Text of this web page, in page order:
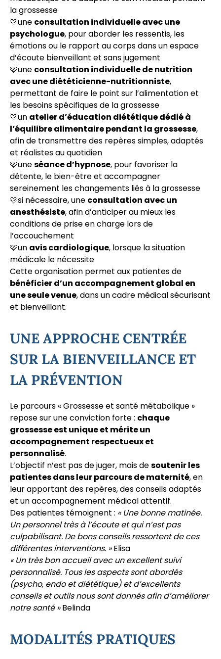
la grossesse
🩷une consultation individuelle avec une
psychologue, pour aborder les ressentis, les
émotions ou le rapport au corps dans un espace
d’écoute bienveillant et sans jugement
🩷une consultation individuelle de nutrition
avec une diététicienne-nutritionniste,
permettant de faire le point sur l’alimentation et
les besoins spécifiques de la grossesse
🩷un atelier d’éducation diététique dédié à
l’équilibre alimentaire pendant la grossesse,
afin de transmettre des repères simples, adaptés
et réalistes au quotidien
🩷uneséance d’hypnose, pour favoriser la
détente, le bien-être et accompagner
sereinement les changements liés à la grossesse
🩷si nécessaire, une consultation avec un
anesthésiste, afin d’anticiper au mieux les
conditions de prise en charge lors de
l’accouchement
🩷un avis cardiologique, lorsque la situation
médicale le nécessite
Cette organisation permet aux patientes de
bénéficier d’un accompagnement global en
une seule venue, dans un cadre médical sécurisant
et bienveillant.
UNE APPROCHE CENTRÉE
SUR LA BIENVEILLANCE ET
LA PRÉVENTION
Le parcours « Grossesse et santé métabolique »
repose sur une conviction forte : chaque
grossesse est unique et mérite un
accompagnement respectueux et
personnalisé.
L’objectif n’est pas de juger, mais desoutenir les
patientes dans leur parcours de maternité, en
leur apportant des repères, des conseils adaptés
et un accompagnement médical attentif.
Des patientes témoignent : « Une bonne matinée.
Un personnel très à l’écoute et qui n’est pas
culpabilisant. De bons conseils ressortent de ces
différentes interventions. »Elisa
« Un très bon accueil avec un excellent suivi
personnalisé. Tous les aspects sont abordés
(psycho, endo et diététique) et d’excellents
conseils et outils nous sont donnés afin d’améliorer
notre santé »Belinda
MODALITÉS PRATIQUES